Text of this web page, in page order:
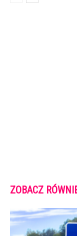
ZOBACZ